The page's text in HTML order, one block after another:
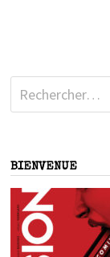
Rechercher :
BIENVENUE